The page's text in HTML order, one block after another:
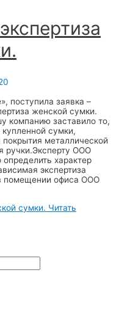
поступила заявка –
женской сумки.
компанию заставило то,
сумки,
металлической
ручки.Эксперту ООО
характер
экспертиза
помещении офиса ООО
сумки. Читать